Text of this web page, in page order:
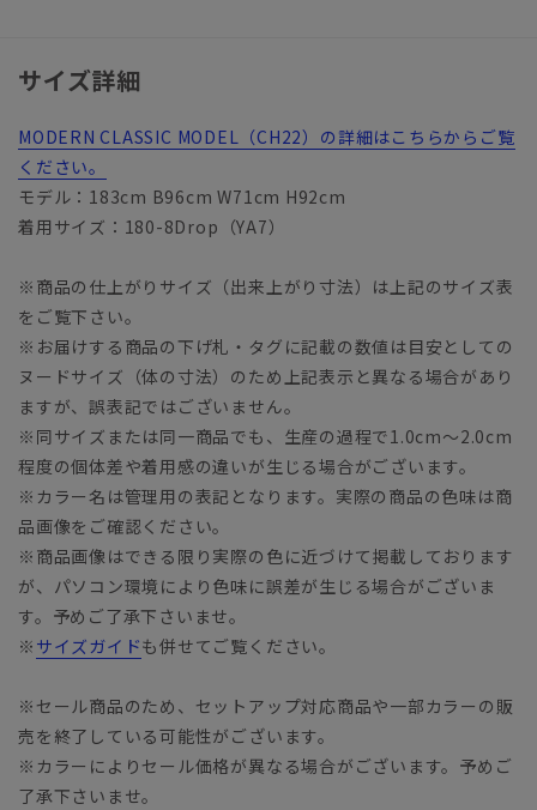
サイズ詳細
MODERN CLASSIC MODEL（CH22）の詳細はこちらからご覧
ください。
モデル：183cm B96cm W71cm H92cm
着用サイズ：180-8Drop（YA7）
※商品の仕上がりサイズ（出来上がり寸法）は上記のサイズ表
をご覧下さい。
※お届けする商品の下げ札・タグに記載の数値は目安としての
ヌードサイズ（体の寸法）のため上記表示と異なる場合があり
ますが、誤表記ではございません。
※同サイズまたは同一商品でも、生産の過程で1.0cm～2.0cm
程度の個体差や着用感の違いが生じる場合がございます。
※カラー名は管理用の表記となります。実際の商品の色味は商
品画像をご確認ください。
※商品画像はできる限り実際の色に近づけて掲載しております
が、パソコン環境により色味に誤差が生じる場合がございま
す。予めご了承下さいませ。
※ サイズガイドも併せてご覧ください。
※セール商品のため、セットアップ対応商品や一部カラーの販
売を終了している可能性がございます。
※カラーによりセール価格が異なる場合がございます。予めご
了承下さいませ。